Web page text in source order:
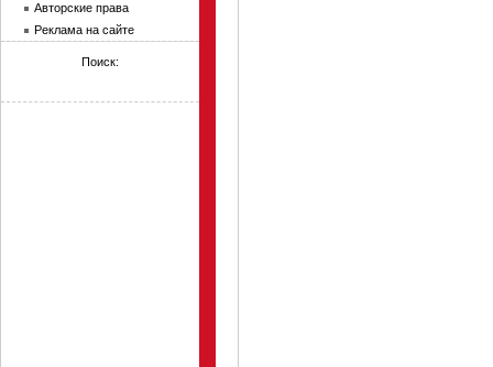
Авторские права
Реклама на сайте
Поиск: